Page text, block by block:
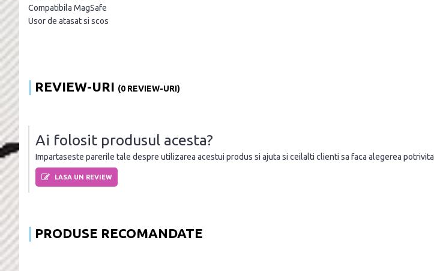
Compatibila MagSafe
Usor de atasat si scos
REVIEW-URI (0 REVIEW-URI)
Ai folosit produsul acesta?
Impartaseste parerile tale despre utilizarea acestui produs si ajuta si ceilalti clienti sa faca alegerea potrivita
LASA UN REVIEW
PRODUSE RECOMANDATE